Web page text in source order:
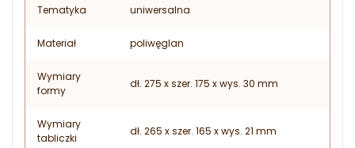
Tematyka uniwersalna
Materiał poliwęglan
Wymiary
formy
dł. 275 x szer. 175 x wys. 30 mm
Wymiary
tabliczki
dł. 265 x szer. 165 x wys. 21 mm